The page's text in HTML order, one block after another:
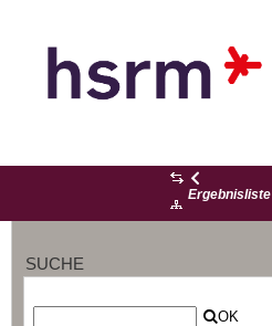
Ergebnisliste
SUCHE
OK